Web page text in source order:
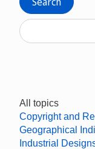
All topics
Copyright and
Geographical
Industrial